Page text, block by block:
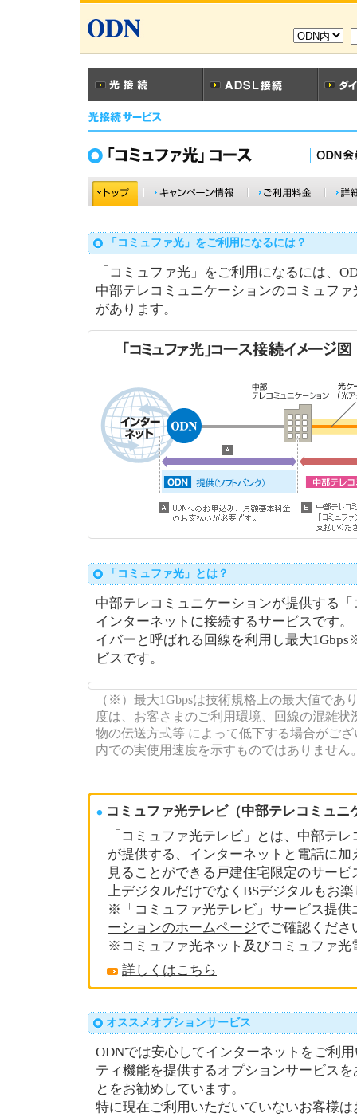
「コミュファ光」をご利用になるには？
「コミュファ光」をご利用になるには、
中部テレコミュニケーションのコミュフ
があります。
「コミュファ光」とは？
中部テレコミュニケーションが提供する
インターネットに接続するサービスです
イバーと呼ばれる回線を利用し最大
ビスです。
（※）最大1Gbpsは技術規格上の最大値であ
度は、お客さまのご利用環境、回線の混雑
物の伝送方式等 によって低下する場合がご
内での実使用速度を示すものではありません
コミュファ光テレビ（中部テレコミュニ
「コミュファ光テレビ」とは、中部テ
が提供する、インターネットと電話に
見ることができる戸建住宅限定のサー
上デジタルだけでなくBSデジタルもお
※「コミュファ光テレビ」サービス提供
ーションのホームページでご確認くださ
※コミュファ光ネット及びコミュファ光
詳しくはこちら
オススメオプションサービス
ODNでは安心してインターネットをご利
ティ機能を提供するオプションサービス
とをお勧めしています。
特に現在ご利用いただいていないお客様